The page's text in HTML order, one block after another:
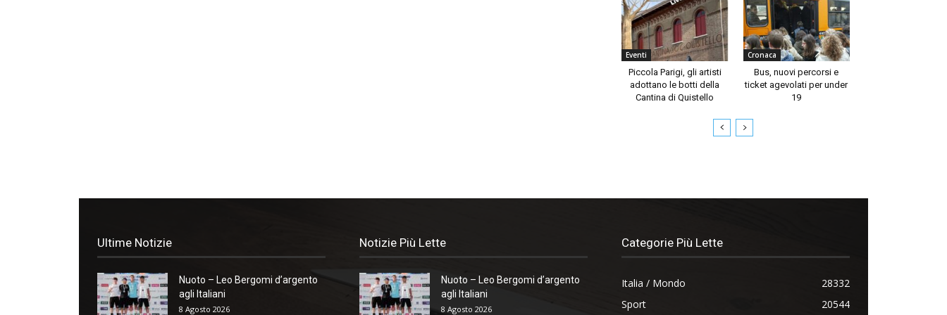
Eventi
Piccola Parigi, gli artisti
adottano le botti della
Cantina di Quistello
Cronaca
Bus, nuovi percorsi e
ticket agevolati per under
19
Ultime Notizie
Nuoto – Leo Bergomi d’argento
agli Italiani
8 Agosto 2026
Notizie Più Lette
Nuoto – Leo Bergomi d’argento
agli Italiani
8 Agosto 2026
Categorie Più Lette
Italia / Mondo
28332
Sport
20544